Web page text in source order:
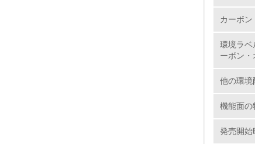
13.
カーボン
環境ラベ
ーボン
他の環境
機能面の
発売開始